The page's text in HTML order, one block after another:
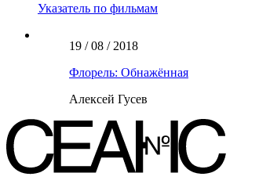
Указатель по фильмам
19 / 08 / 2018
Флорель: Обнажённая
Алексей Гусев